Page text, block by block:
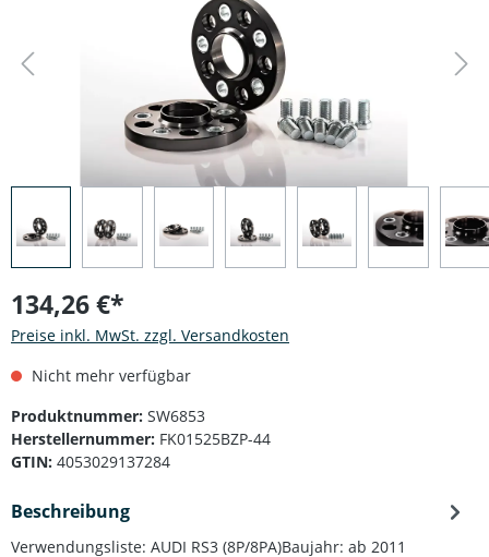
134,26 €*
Preise inkl. MwSt. zzgl. Versandkosten
Nicht mehr verfügbar
Produktnummer: SW6853
Herstellernummer: FK01525BZP-44
GTIN: 4053029137284
Beschreibung
Verwendungsliste: AUDI RS3 (8P/8PA)Baujahr: ab 2011